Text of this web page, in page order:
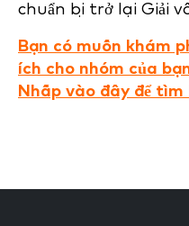
chuẩn bị trở lại Giải
Bạn có muốn khám
ích cho nhóm của
Nhấp vào đây để tìm